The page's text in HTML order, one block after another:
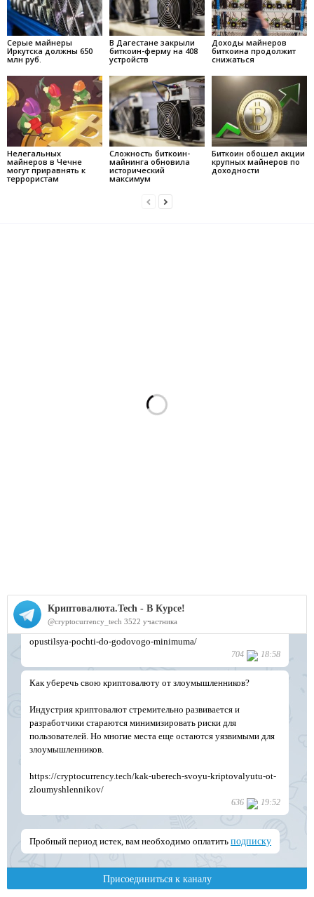
Серые майнеры
Иркутска должны 650
млн руб.
В Дагестане закрыли
биткоин-ферму на 408
устройств
Доходы майнеров
биткоина продолжит
снижаться
Нелегальных
майнеров в Чечне
могут приравнять к
террористам
Сложность биткоин-
майнинга обновила
исторический
максимум
Биткоин обошел акции
крупных майнеров по
доходности